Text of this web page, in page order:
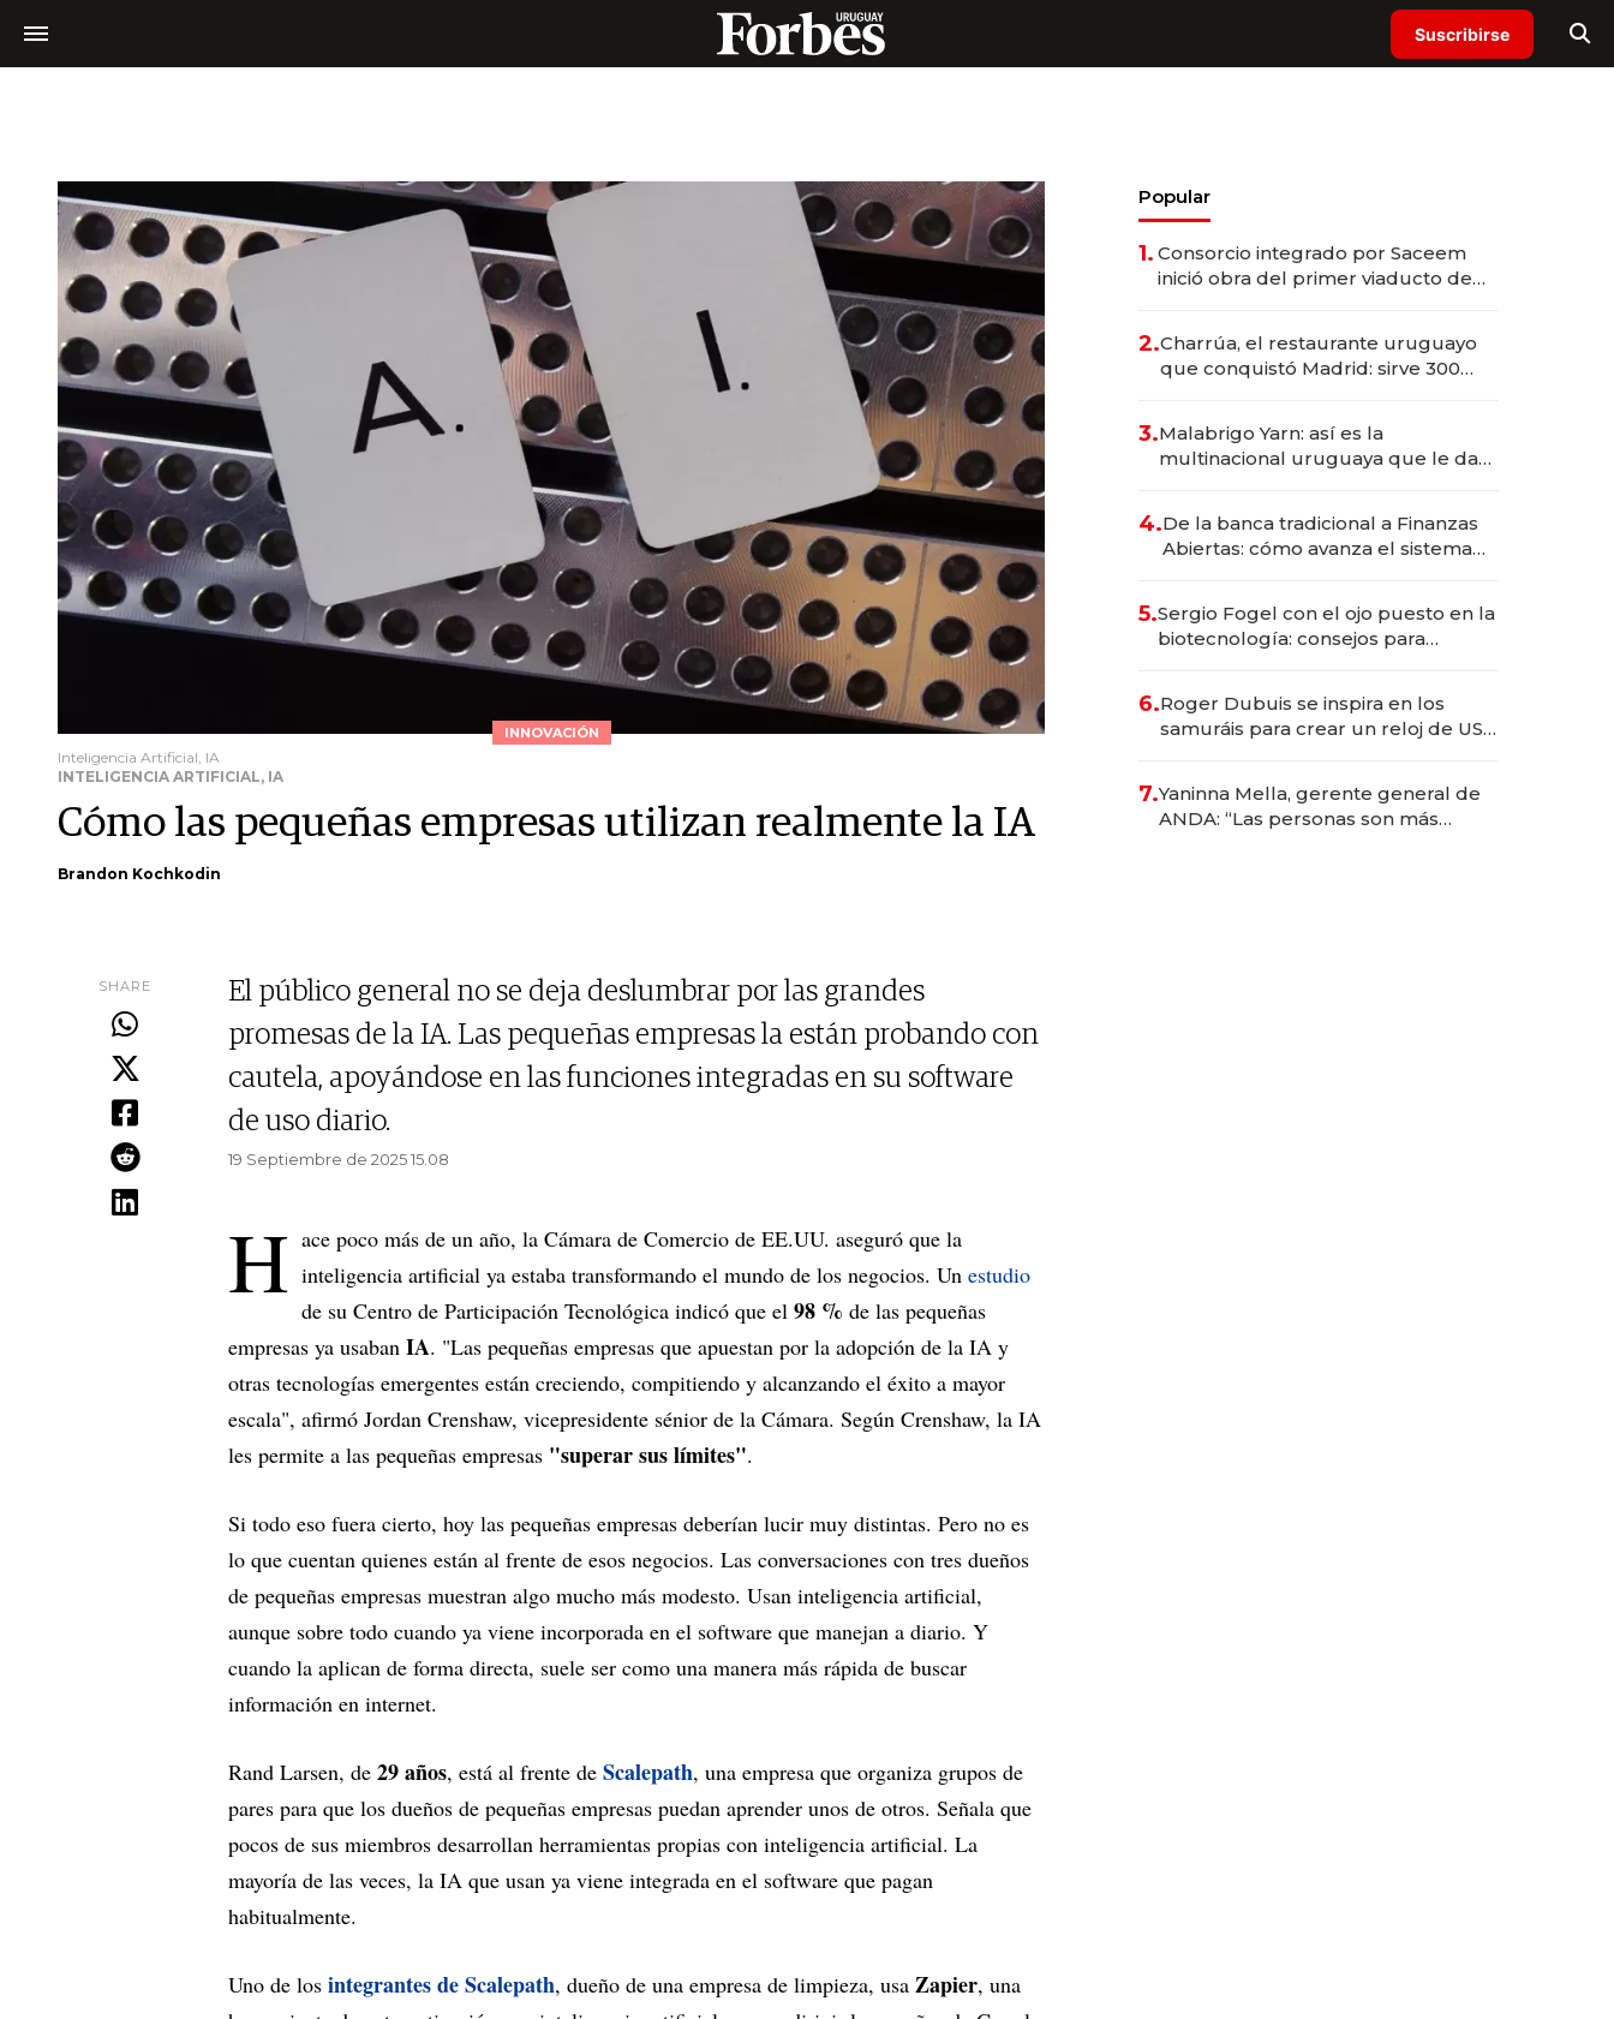
Suscribirse
INNOVACIÓN
Inteligencia Artificial, IA
INTELIGENCIA ARTIFICIAL, IA
Cómo las pequeñas empresas utilizan realmente la IA
Brandon Kochkodin
SHARE
El público general no se deja deslumbrar por las grandes
promesas de la IA. Las pequeñas empresas la están probando con
cautela, apoyándose en las funciones integradas en su software
de uso diario.
19 Septiembre de 2025 15.08
H ace poco más de un año, la Cámara de Comercio de EE.UU. aseguró que la
inteligencia artificial ya estaba transformando el mundo de los negocios. Un estudio
de su Centro de Participación Tecnológica indicó que el 98 % de las pequeñas
empresas ya usaban IA. "Las pequeñas empresas que apuestan por la adopción de la IA y
otras tecnologías emergentes están creciendo, compitiendo y alcanzando el éxito a mayor
escala", afirmó Jordan Crenshaw, vicepresidente sénior de la Cámara. Según Crenshaw, la IA
les permite a las pequeñas empresas "superar sus límites".
Si todo eso fuera cierto, hoy las pequeñas empresas deberían lucir muy distintas. Pero no es
lo que cuentan quienes están al frente de esos negocios. Las conversaciones con tres dueños
de pequeñas empresas muestran algo mucho más modesto. Usan inteligencia artificial,
aunque sobre todo cuando ya viene incorporada en el software que manejan a diario. Y
cuando la aplican de forma directa, suele ser como una manera más rápida de buscar
información en internet.
Rand Larsen, de 29 años, está al frente de Scalepath, una empresa que organiza grupos de
pares para que los dueños de pequeñas empresas puedan aprender unos de otros. Señala que
pocos de sus miembros desarrollan herramientas propias con inteligencia artificial. La
mayoría de las veces, la IA que usan ya viene integrada en el software que pagan
habitualmente.
Uno de los integrantes de Scalepath, dueño de una empresa de limpieza, usa Zapier, una
Popular
1. Consorcio integrado por Saceem
inició obra del primer viaducto de
millones
2.Charrúa, el restaurante uruguayo
que conquistó Madrid: sirve 300
prepara apertura
3.Malabrigo Yarn: así es la
multinacional uruguaya que le da
4.De la banca tradicional a Finanzas
Abiertas: cómo avanza el sistema
5.Sergio Fogel con el ojo puesto en la
biotecnología: consejos para
6.Roger Dubuis se inspira en los
samuráis para crear un reloj de US$
7.Yaninna Mella, gerente general de
ANDA: “Las personas son más